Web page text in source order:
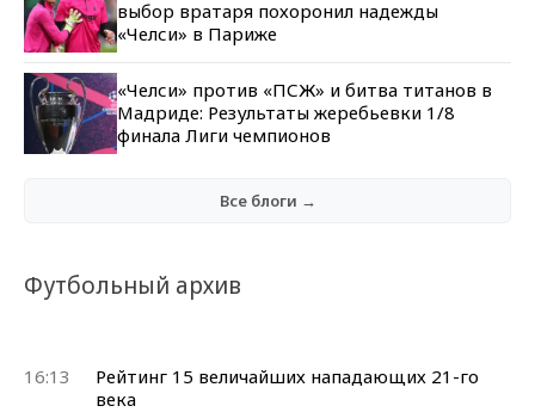
выбор вратаря похоронил надежды
«Челси» в Париже
«Челси» против «ПСЖ» и битва титанов в
Мадриде: Результаты жеребьевки 1/8
финала Лиги чемпионов
Все блоги →
Футбольный архив
16:13
Рейтинг 15 величайших нападающих 21-го
века